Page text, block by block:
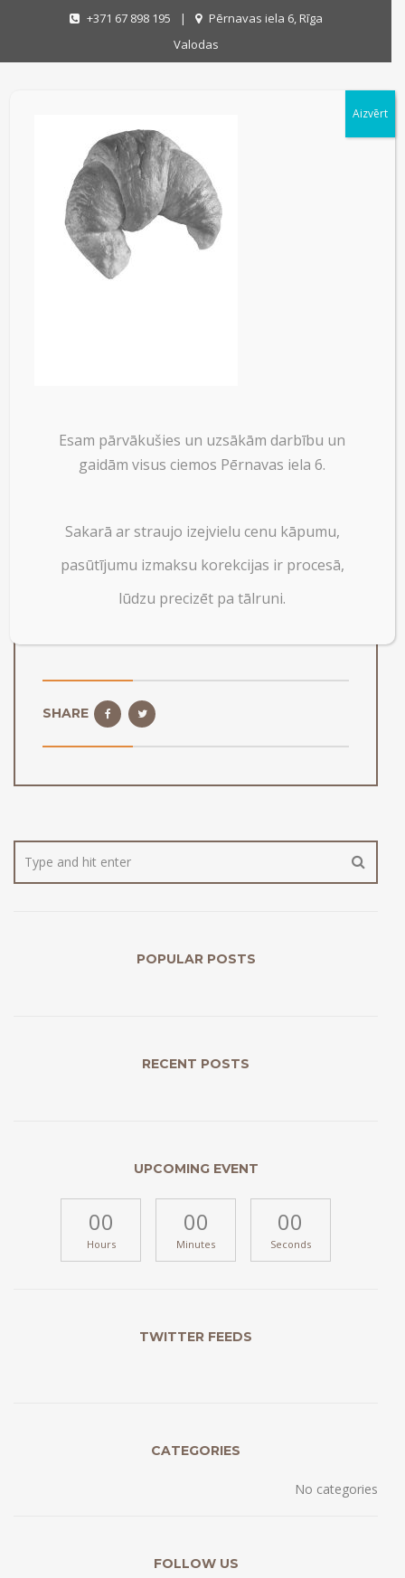
+371 67 898 195 |
Pērnavas iela 6, Rīga
Valodas
PIRADZINI
SHARE
POPULAR POSTS
RECENT POSTS
UPCOMING EVENT
00
Hours
00
Minutes
00
Seconds
TWITTER FEEDS
CATEGORIES
No categories
FOLLOW US
Esam pārvākušies un uzsākām darbību un
gaidām visus ciemos Pērnavas iela 6.
Sakarā ar straujo izejvielu cenu kāpumu,
pasūtījumu izmaksu korekcijas ir procesā,
lūdzu precizēt pa tālruni.
Aizvērt